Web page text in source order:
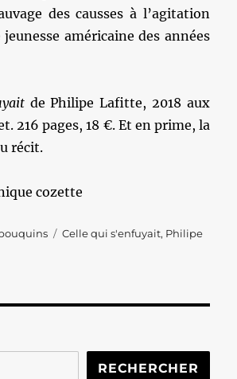
des causses à l’agitation
américaine des années
de Philipe Lafitte, 2018 aux
216 pages, 18 €. Et en prime, la
récit.
cozette
Étiquettes
Celle qui s'enfuyait, Philipe
RECHERCHER